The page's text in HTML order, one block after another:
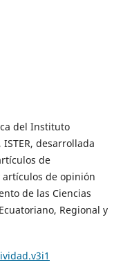
del Instituto
desarrollada
de
de opinión
de las Ciencias
Regional y